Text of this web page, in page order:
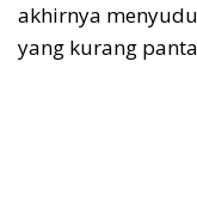
akhirnya
yang kurang